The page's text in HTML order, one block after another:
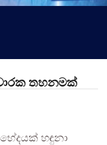
තහනමක්
හඳුනා